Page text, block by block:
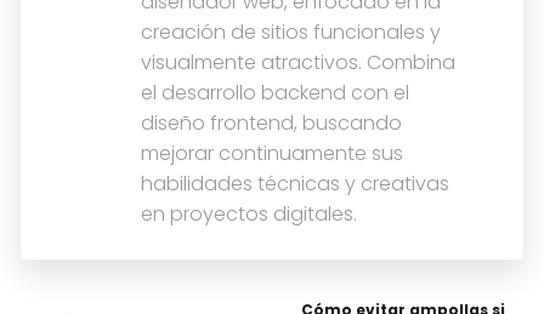
creación de sitios funcionales y
visualmente atractivos. Combina
el desarrollo backend con el
diseño frontend, buscando
mejorar continuamente sus
habilidades técnicas y creativas
en proyectos digitales.